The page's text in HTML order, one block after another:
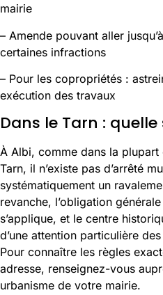
mairie
– Amende pouvant aller
certaines infractions
– Pour les copropriétés :
exécution des travaux
Dans le Tarn :
À Albi, comme dans la plupart
Tarn, il n’existe pas d’arrêté
systématiquement un
revanche, l’obligation
s’applique, et le centre
d’une attention particulière
Pour connaître les règles
adresse, renseignez-vous
urbanisme de votre mairie.